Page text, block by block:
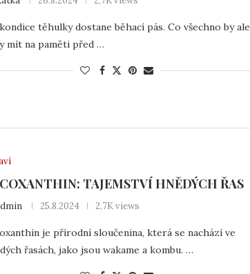
těhulky dostane běhací pás. Co všechno by ale
mít na paměti před …
TAJEMSTVÍ HNĚDÝCH ŘAS
25.8.2024 2,7K views
je přírodní sloučenina, která se nachází ve
řasách, jako jsou wakame a kombu. …